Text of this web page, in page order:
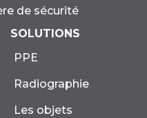
de sécurité
SOLUTIONS
PPE
Radiographie
Les objets